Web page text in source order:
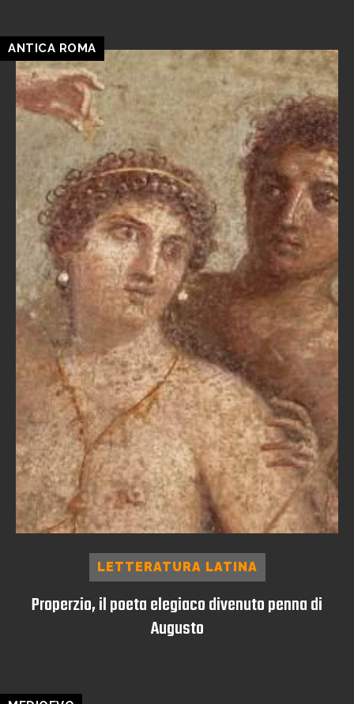
ANTICA ROMA
LETTERATURA LATINA
Properzio, il poeta elegiaco divenuto penna di
Augusto